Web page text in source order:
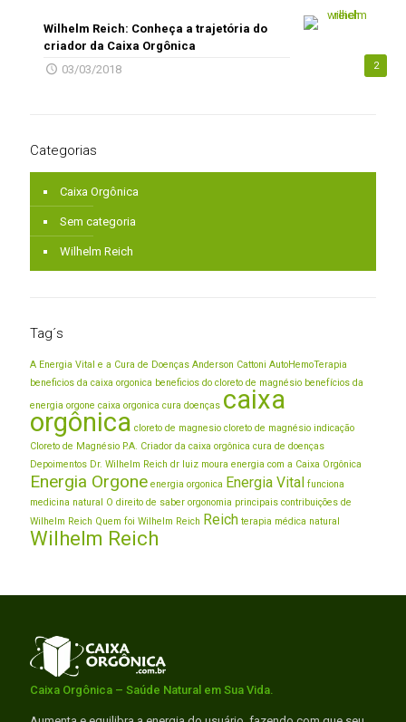
2
Wilhelm Reich: Conheça a trajetória do
criador da Caixa Orgônica
03/03/2018
Categorias
Caixa Orgônica
Sem categoria
Wilhelm Reich
Tag´s
A Energia Vital e a Cura de Doenças Anderson Cattoni AutoHemoTerapia
beneficios da caixa orgonica beneficios do cloreto de magnésio benefícios da
energia orgone caixa orgonica cura doenças caixa
orgônica cloreto de magnesio cloreto de magnésio indicação
Cloreto de Magnésio P.A. Criador da caixa orgônica cura de doenças
Depoimentos Dr. Wilhelm Reich dr luiz moura energia com a Caixa Orgônica
Energia Orgone energia orgonica Energia Vital funciona
medicina natural O direito de saber orgonomia principais contribuições de
Wilhelm Reich Quem foi Wilhelm Reich Reich terapia médica natural
Wilhelm Reich
Caixa Orgônica – Saúde Natural em Sua Vida.